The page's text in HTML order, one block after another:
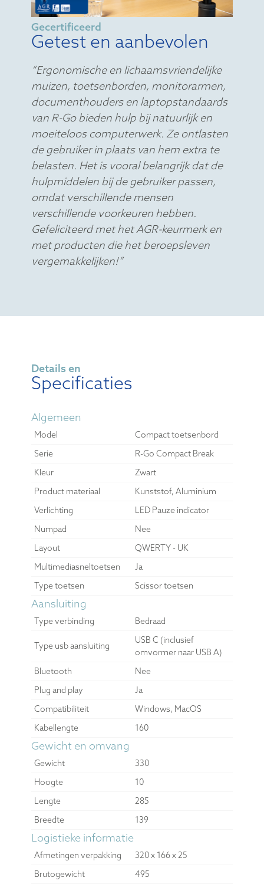
Gecertificeerd
Getest en aanbevolen
“Ergonomische en lichaamsvriendelijke
muizen, toetsenborden, monitorarmen,
documenthouders en laptopstandaards
van R-Go bieden hulp bij natuurlijk en
moeiteloos computerwerk. Ze ontlasten
de gebruiker in plaats van hem extra te
belasten. Het is vooral belangrijk dat de
hulpmiddelen bij de gebruiker passen,
omdat verschillende mensen
verschillende voorkeuren hebben.
Gefeliciteerd met het AGR-keurmerk en
met producten die het beroepsleven
vergemakkelijken!”
Details en
Specificaties
Algemeen
Model
Compact toetsenbord
Serie
R-Go Compact Break
Kleur
Zwart
Product materiaal
Kunststof, Aluminium
Verlichting
LED Pauze indicator
Numpad
Nee
Layout
QWERTY - UK
Multimediasneltoetsen
Ja
Type toetsen
Scissor toetsen
Aansluiting
Type verbinding Bedraad
Type usb aansluiting
USB C (inclusief
omvormer naar USB A)
Bluetooth
Nee
Plug and play
Ja
Compatibiliteit
Windows, MacOS
Kabellengte
160
Gewicht en omvang
Gewicht
330
Hoogte
10
Lengte
285
Breedte
139
Logistieke informatie
Afmetingen verpakking
320 x 166 x 25
Brutogewicht
495